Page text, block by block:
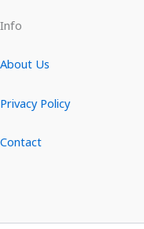
Info
About Us
Privacy Policy
Contact